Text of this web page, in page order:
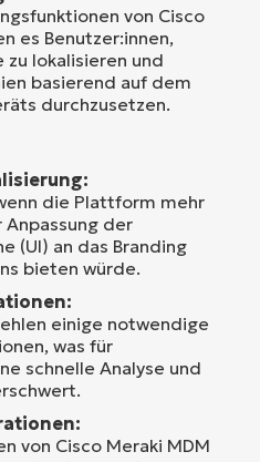
von Cisco
es Benutzer:innen,
lokalisieren und
basierend auf dem
durchzusetzen.
die Plattform mehr
der
(UI) an das Branding
bieten würde.
einige notwendige
was für
schnelle Analyse und
von Cisco Meraki MDM